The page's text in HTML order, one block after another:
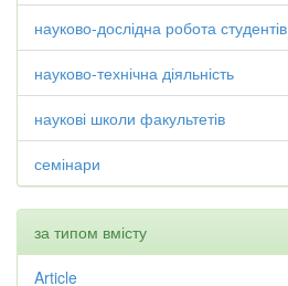
науково-дослідна робота студентів
науково-технічна діяльність
наукові школи факультетів
семінари
за типом вмісту
Article